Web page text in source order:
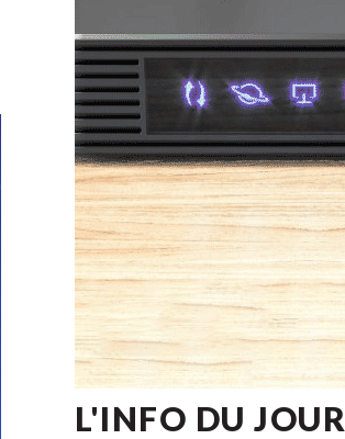
L'INFO DU JOUR